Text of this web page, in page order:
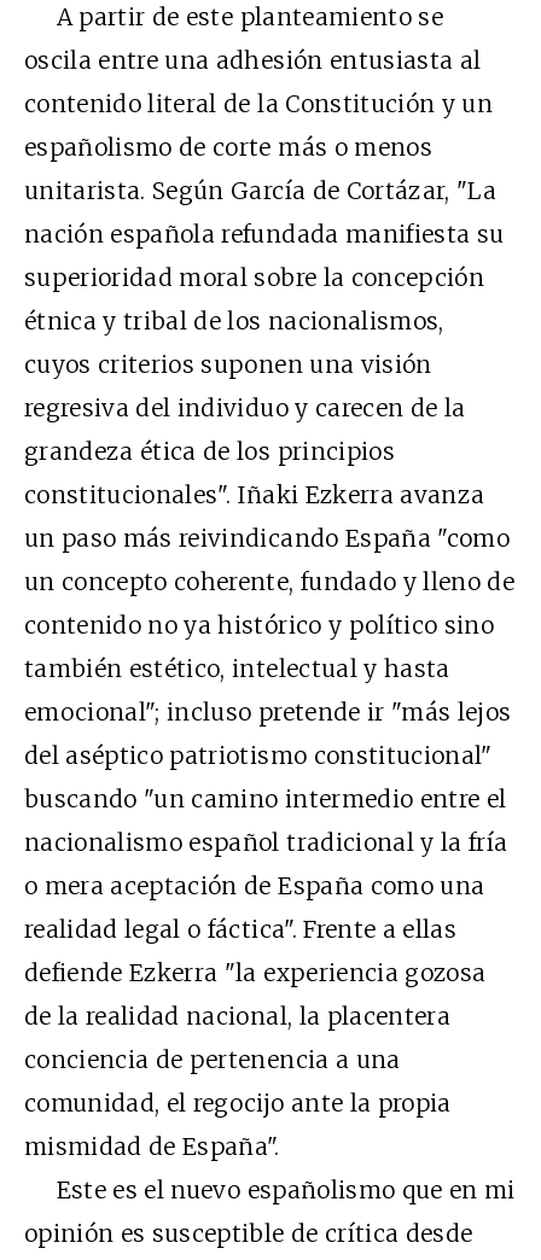
A partir de este planteamiento se
oscila entre una adhesión entusiasta al
contenido literal de la Constitución y un
españolismo de corte más o menos
unitarista. Según García de Cortázar, "La
nación española refundada manifiesta su
superioridad moral sobre la concepción
étnica y tribal de los nacionalismos,
cuyos criterios suponen una visión
regresiva del individuo y carecen de la
grandeza ética de los principios
constitucionales". Iñaki Ezkerra avanza
un paso más reivindicando España "como
un concepto coherente, fundado y lleno de
contenido no ya histórico y político sino
también estético, intelectual y hasta
emocional"; incluso pretende ir "más lejos
del aséptico patriotismo constitucional"
buscando "un camino intermedio entre el
nacionalismo español tradicional y la fría
o mera aceptación de España como una
realidad legal o fáctica". Frente a ellas
defiende Ezkerra "la experiencia gozosa
de la realidad nacional, la placentera
conciencia de pertenencia a una
comunidad, el regocijo ante la propia
mismidad de España".
Este es el nuevo españolismo que en mi
opinión es susceptible de crítica desde